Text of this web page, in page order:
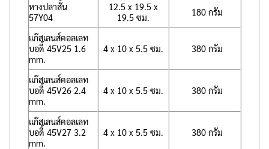
หางปลาสั้น
57Y04
12.5 x 19.5 x
19.5 ซม.
180 กรัม
แก๊สเลนส์คอลเลท
บอดี้ 45V25 1.6
mm.
4 x 10 x 5.5 ซม. 380 กรัม
แก๊สเลนส์คอลเลท
บอดี้ 45V26 2.4
mm.
4 x 10 x 5.5 ซม. 380 กรัม
แก๊สเลนส์คอลเลท
บอดี้ 45V27 3.2
mm.
4 x 10 x 5.5 ซม. 380 กรัม